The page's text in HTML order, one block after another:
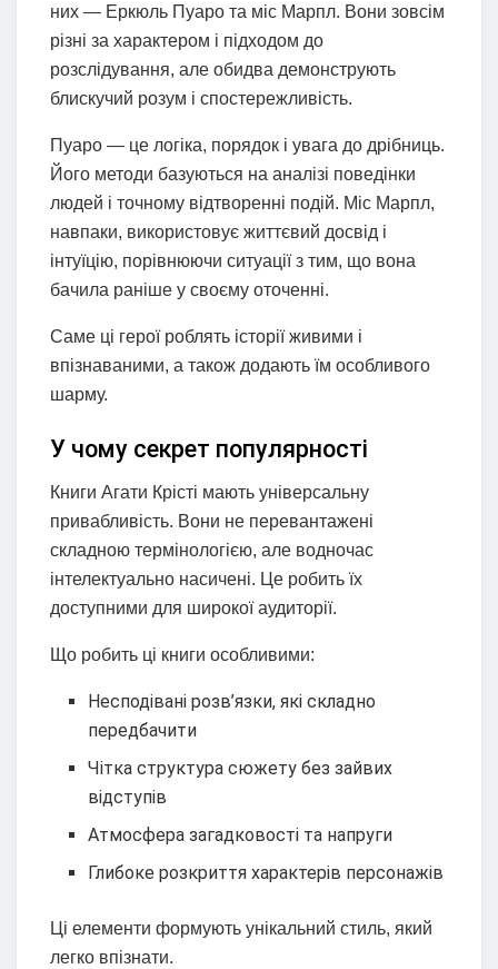
них — Еркюль Пуаро та міс Марпл. Вони зовсім
різні за характером і підходом до
розслідування, але обидва демонструють
блискучий розум і спостережливість.
Пуаро — це логіка, порядок і увага до дрібниць.
Його методи базуються на аналізі поведінки
людей і точному відтворенні подій. Міс Марпл,
навпаки, використовує життєвий досвід і
інтуїцію, порівнюючи ситуації з тим, що вона
бачила раніше у своєму оточенні.
Саме ці герої роблять історії живими і
впізнаваними, а також додають їм особливого
шарму.
У чому секрет популярності
Книги Агати Крісті мають універсальну
привабливість. Вони не перевантажені
складною термінологією, але водночас
інтелектуально насичені. Це робить їх
доступними для широкої аудиторії.
Що робить ці книги особливими:
Несподівані розв’язки, які складно
передбачити
Чітка структура сюжету без зайвих
відступів
Атмосфера загадковості та напруги
Глибоке розкриття характерів персонажів
Ці елементи формують унікальний стиль, який
легко впізнати.